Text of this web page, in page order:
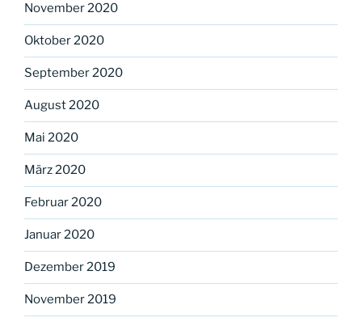
November 2020
Oktober 2020
September 2020
August 2020
Mai 2020
März 2020
Februar 2020
Januar 2020
Dezember 2019
November 2019